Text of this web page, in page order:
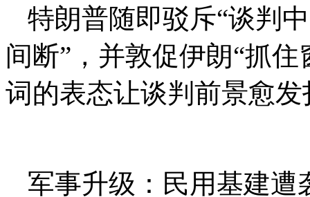
特朗普随即驳斥“谈判
间断”，并敦促伊朗“抓
词的表态让谈判前景愈
军事升级：民用基建遭